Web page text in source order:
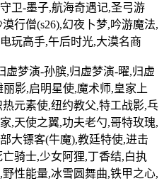
卫-墨子,航海奇遇记,圣弓游
行僧(s26),幻夜卜梦,吟游魔法,
玩高手,午后时光,大漠名商
虚梦演-孙膑,归虚梦演-曜,归虚
影,启明星使,魔术师,皇家上
元素使,纽约教父,特工战影,乓
,天使之翼,功夫老勺,哥特玫瑰,
大镖客(牛魔),教廷特使,进击
骑士,少女阿狸,丁香结,白执
性能量,冰雪圆舞曲,铁甲之心,